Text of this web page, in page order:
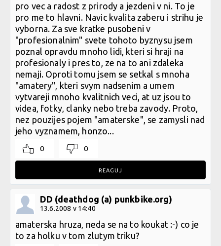
pro vec a radost z prirody a jezdeni v ni. To je
pro me to hlavni. Navic kvalita zaberu i strihu je
vyborna. Za sve kratke pusobeni v
"profesionalnim" svete tohoto byznysu jsem
poznal opravdu mnoho lidi, kteri si hraji na
profesionaly i pres to, ze na to ani zdaleka
nemaji. Oproti tomu jsem se setkal s mnoha
"amatery", kteri svym nadsenim a umem
vytvareji mnoho kvalitnich veci, at uz jsou to
videa, fotky, clanky nebo treba zavody. Proto,
nez pouzijes pojem "amaterske", se zamysli nad
jeho vyznamem, honzo...
0 0
REAGUJ
DD (deathdog (a) punkbike.org)
13.6.2008 v 14:40
amaterska hruza, neda se na to koukat :-) co je
to za holku v tom zlutym triku?